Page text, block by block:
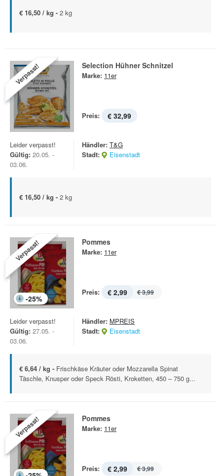
€ 16,50 / kg - 2 kg
Verpasst! Selection Hühner Schnitzel
Marke: 11er
Preis: € 32,99
Leider verpasst!
Gültig: 20.05. -
03.06.
Händler: T&G
Stadt:
Eisenstadt
€ 16,50 / kg - 2 kg
Verpasst!
-25%
Pommes
Marke: 11er
Preis: € 2,99 € 3,99
Leider verpasst!
Gültig: 27.05. -
03.06.
Händler: MPREIS
Stadt:
Eisenstadt
€ 6,64 / kg - Frischkäse Kräuter oder Mozzarella Spinat
Täschle, Knusper oder Speck Rösti, Kroketten, 450 – 750 g...
Verpasst! Pommes
Marke: 11er
Preis: € 2,99 € 3,99